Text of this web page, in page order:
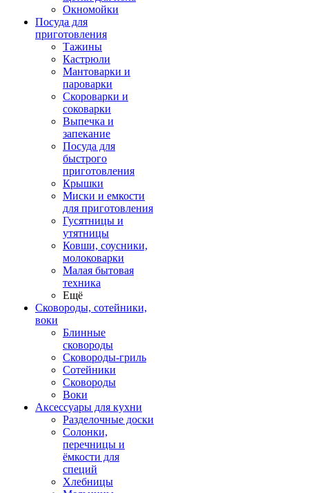
Окномойки
Посуда для
приготовления
Тажины
Кастрюли
Мантоварки и
пароварки
Скороварки и
соковарки
Выпечка и
запекание
Посуда для
быстрого
приготовления
Крышки
Миски и емкости
для приготовления
Гусятницы и
утятницы
Ковши, соусники,
молоковарки
Малая бытовая
техника
Ещё
Сковороды, сотейники,
воки
Блинные
сковороды
Сковороды-гриль
Сотейники
Сковороды
Воки
Аксессуары для кухни
Разделочные доски
Солонки,
перечницы и
ёмкости для
специй
Хлебницы